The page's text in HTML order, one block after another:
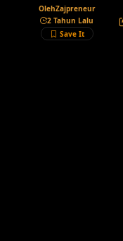
OlehZajpreneur
2 Tahun Lalu